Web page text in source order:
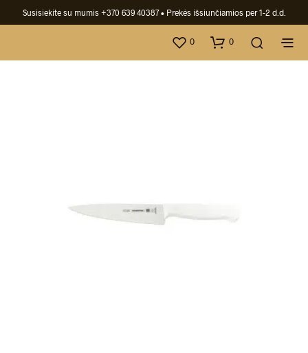
Susisiekite su mumis +370 639 40387• Prekės išsiunčiamios per 1-2 d.d.
0 0